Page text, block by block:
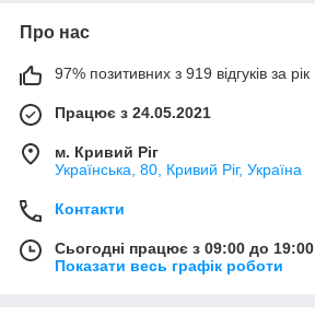
Про нас
97% позитивних з 919 відгуків за рік
Працює з 24.05.2021
м. Кривий Ріг
Українська, 80, Кривий Ріг, Україна
Контакти
Сьогодні працює з 09:00 до 19:00
Показати весь графік роботи